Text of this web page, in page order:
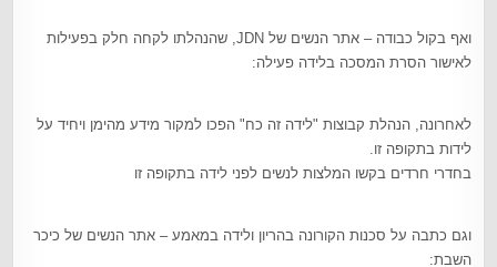
ואף בקול כבודה – אתר הנשים של JDN, שהנהלתו לקחה חלק בפעילות
לאישור הסרת המסכה בלידה פעילה:
לאחרונה, הנהלת קבוצות "לידה זה כח" הפכו למקור מידע מהימן ויחיד על
לידות בתקופה זו.
בחדרי חרדים בקשו המלצות לנשים לפני לידה בתקופה זו
וגם כתבה על סכנות הקורונה בהריון ולידה במאמע – אתר הנשים של כיכר
השבת: